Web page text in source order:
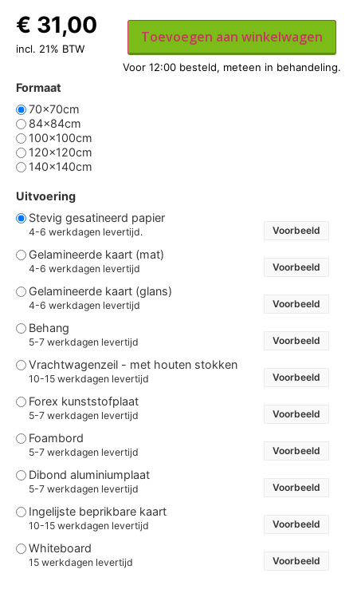
Formaat
70x70cm
84x84cm
100x100cm
120x120cm
140x140cm
Uitvoering
Stevig gesatineerd papier
4-6 werkdagen levertijd. Voorbeeld
Gelamineerde kaart (mat)
4-6 werkdagen levertijd Voorbeeld
Gelamineerde kaart (glans)
4-6 werkdagen levertijd Voorbeeld
Behang
5-7 werkdagen levertijd Voorbeeld
Vrachtwagenzeil - met houten stokken
10-15 werkdagen levertijd Voorbeeld
Forex kunststofplaat
5-7 werkdagen levertijd Voorbeeld
Foambord
5-7 werkdagen levertijd Voorbeeld
Dibond aluminiumplaat
5-7 werkdagen levertijd Voorbeeld
Ingelijste beprikbare kaart
10-15 werkdagen levertijd Voorbeeld
Whiteboard
15 werkdagen levertijd Voorbeeld
€ 31,00
incl. 21% BTW
Toevoegen aan winkelwagen